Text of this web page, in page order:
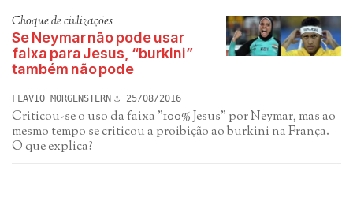
Choque de civlizações
Se Neymar não pode usar
faixa para Jesus, “burkini”
também não pode
FLAVIO MORGENSTERN 25/08/2016
Criticou-se o uso da faixa "100% Jesus" por Neymar, mas ao
mesmo tempo se criticou a proibição ao burkini na França.
O que explica?